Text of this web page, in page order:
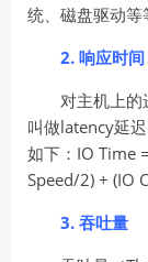
统、磁盘驱动等
2. 响应时间
对主机上
叫做latency延
如下：IO Time
Speed/2) + (IO
3. 吞吐量